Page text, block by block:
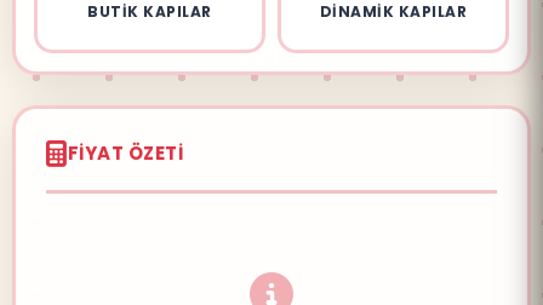
BUTIK KAPILAR DINAMIK KAPILAR
FIYAT ÖZETI